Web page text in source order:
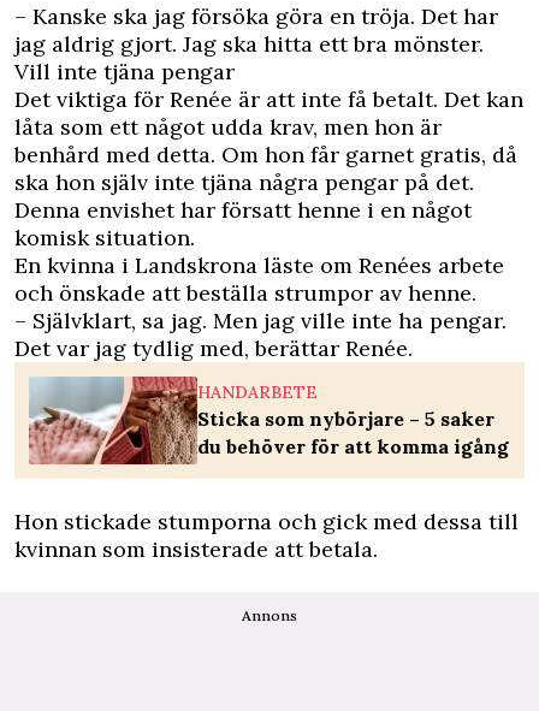
– Kanske ska jag försöka göra en tröja. Det har
jag aldrig gjort. Jag ska hitta ett bra mönster.
Vill inte tjäna pengar
Det viktiga för Renée är att inte få betalt. Det kan
låta som ett något udda krav, men hon är
benhård med detta. Om hon får garnet gratis, då
ska hon själv inte tjäna några pengar på det.
Denna envishet har försatt henne i en något
komisk situation.
En kvinna i Landskrona läste om Renées arbete
och önskade att beställa strumpor av henne.
– Självklart, sa jag. Men jag ville inte ha pengar.
Det var jag tydlig med, berättar Renée.
HANDARBETE
Sticka som nybörjare – 5 saker
du behöver för att komma igång
Hon stickade stumporna och gick med dessa till
kvinnan som insisterade att betala.
Annons